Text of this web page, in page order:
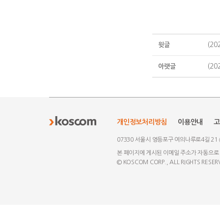
윗글
아랫글
개인정보처리방침 이용안내
07330 서울시 영등포구 여의나루로4길 21
본 페이지에 게시된 이메일 주소가 자동으
© KOSCOM CORP., ALL RIGHTS